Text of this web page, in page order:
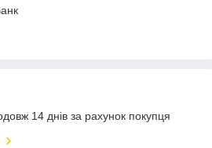
14 днів за рахунок покупця